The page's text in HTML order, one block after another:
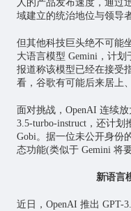
人的产品发布速度，通过
域建立的统治地位与领导
但其他科技巨头绝不可能
大语言模型 Gemini，计
报道称该模型已经在接受
看，谷歌有可能后来居上
面对挑战，OpenAI 连续
3.5-turbo-instruct，还计划
Gobi。据一位未公开身份
态功能(类似于 Gemini 将
新语言
近日，OpenAI 推出 GPT-